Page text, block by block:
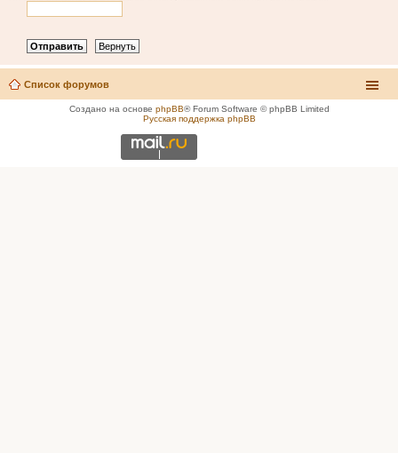
Список форумов
Создано на основе phpBB® Forum Software © phpBB Limited
Русская поддержка phpBB